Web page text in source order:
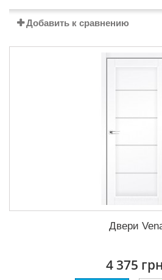
Добавить к сравнению
Двери
4 375